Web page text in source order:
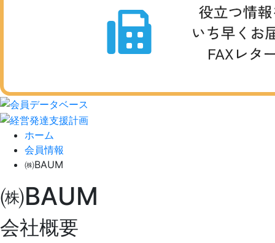
ホーム
会員情報
㈱BAUM
㈱BAUM
会社概要